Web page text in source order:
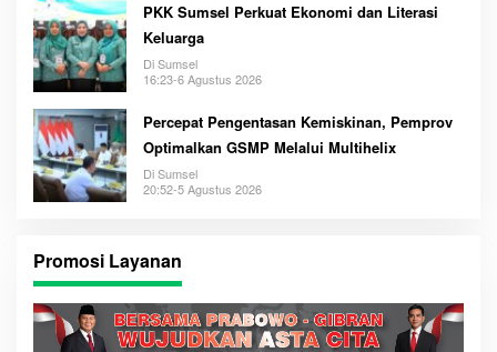
PKK Sumsel Perkuat Ekonomi dan Literasi
Keluarga
Di Sumsel
16:23-6 Agustus 2026
Percepat Pengentasan Kemiskinan, Pemprov
Optimalkan GSMP Melalui Multihelix
Di Sumsel
20:52-5 Agustus 2026
Promosi Layanan